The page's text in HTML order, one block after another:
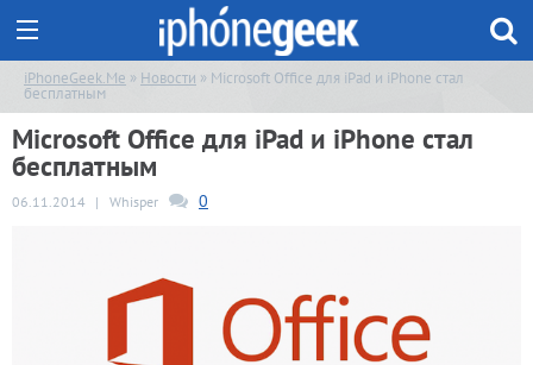
iPhoneGeek.Me » Новости » Microsoft Office для iPad и iPhone стал
бесплатным
Microsoft Office для iPad и iPhone стал
бесплатным
06.11.2014 | Whisper 0